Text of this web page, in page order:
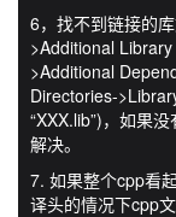
6，找不到链接的
>Additional
>Additional
Directories-
“XXX.lib”)，如果
解决。
7. 如果整个cpp看
译头的情况下cpp